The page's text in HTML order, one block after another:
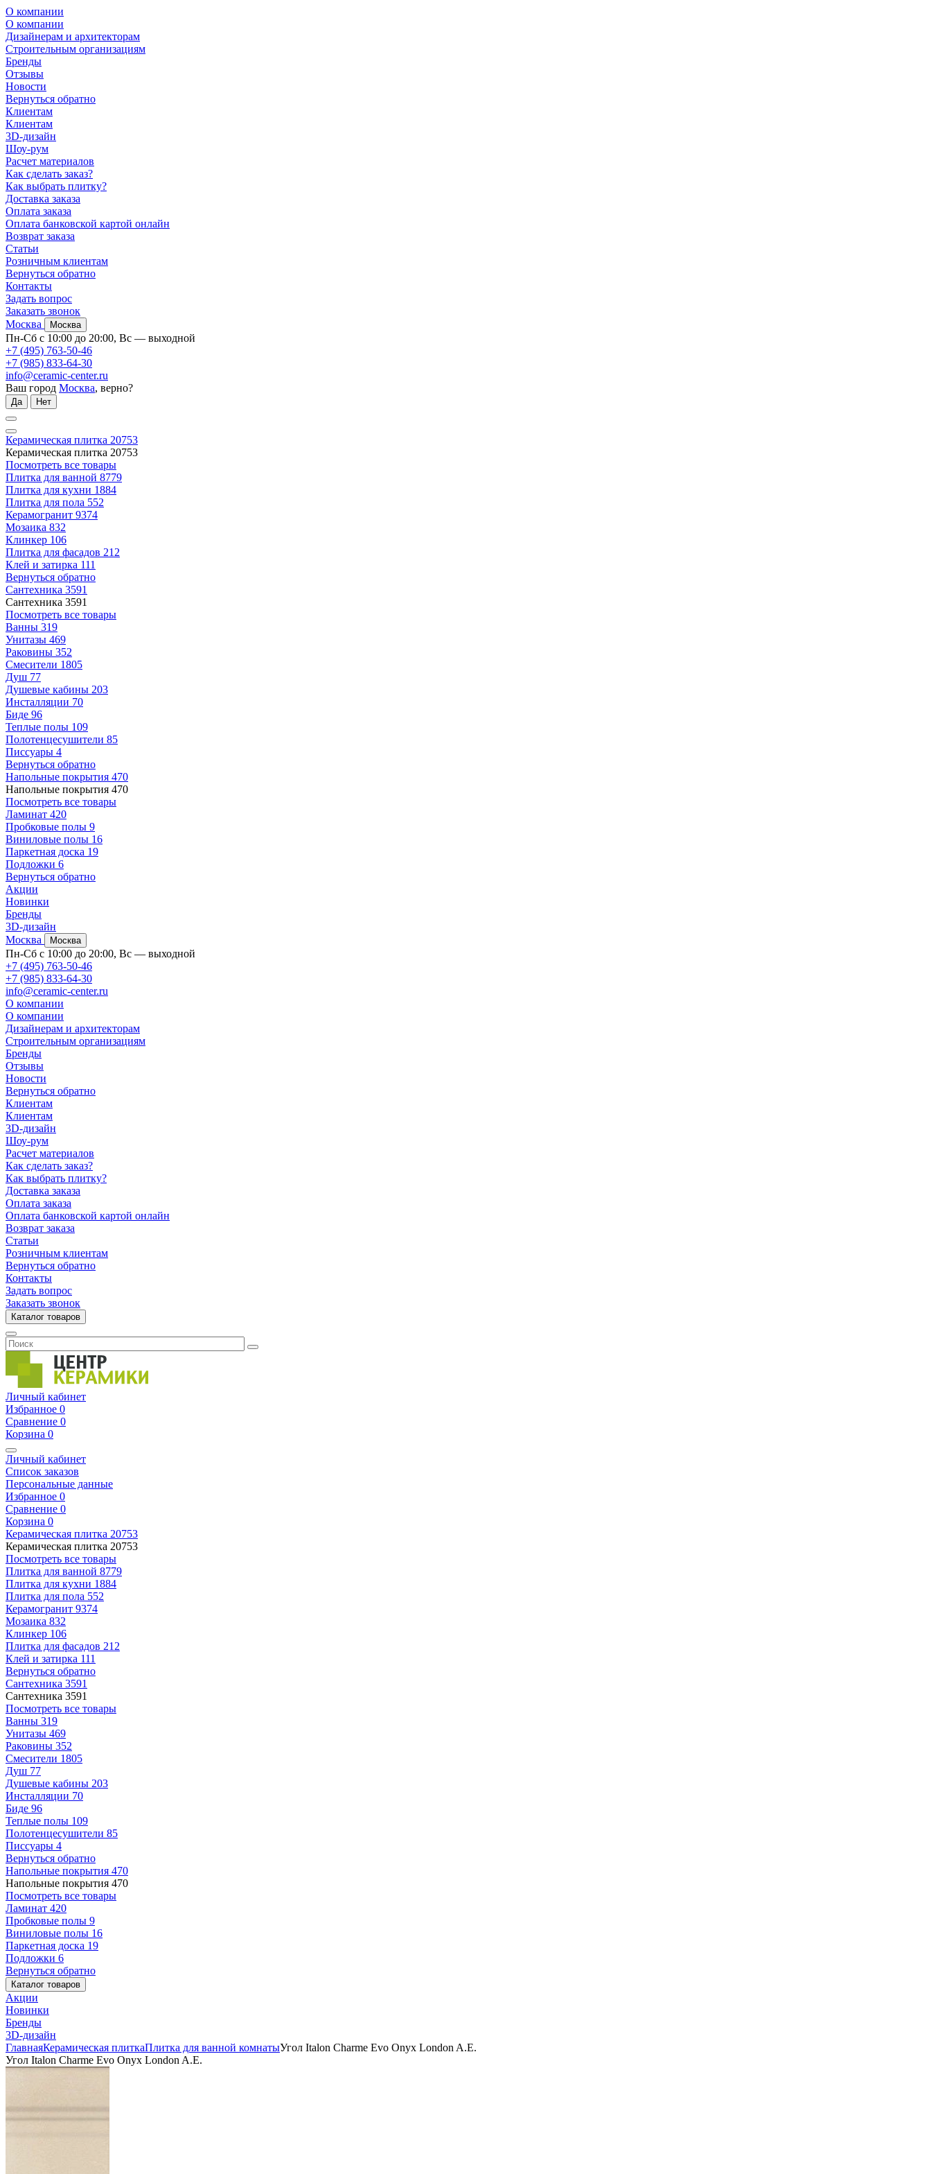
О компании
О компании
Дизайнерам и архитекторам
Строительным организациям
Бренды
Отзывы
Новости
Вернуться обратно
Клиентам
Клиентам
3D-дизайн
Шоу-рум
Расчет материалов
Как сделать заказ?
Как выбрать плитку?
Доставка заказа
Оплата заказа
Оплата банковской картой онлайн
Возврат заказа
Статьи
Розничным клиентам
Вернуться обратно
Контакты
Задать вопрос
Заказать звонок
Москва
Москва
Пн-Сб с 10:00 до 20:00, Вс — выходной
+7 (495) 763-50-46
+7 (985) 833-64-30
info@ceramic-center.ru
Ваш город Москва, верно?
Да Нет
Керамическая плитка 20753
Керамическая плитка 20753
Посмотреть все товары
Плитка для ванной 8779
Плитка для кухни 1884
Плитка для пола 552
Керамогранит 9374
Мозаика 832
Клинкер 106
Плитка для фасадов 212
Клей и затирка 111
Вернуться обратно
Сантехника 3591
Сантехника 3591
Посмотреть все товары
Ванны 319
Унитазы 469
Раковины 352
Смесители 1805
Душ 77
Душевые кабины 203
Инсталляции 70
Биде 96
Теплые полы 109
Полотенцесушители 85
Писсуары 4
Вернуться обратно
Напольные покрытия 470
Напольные покрытия 470
Посмотреть все товары
Ламинат 420
Пробковые полы 9
Виниловые полы 16
Паркетная доска 19
Подложки 6
Вернуться обратно
Акции
Новинки
Бренды
3D-дизайн
Москва
Москва
Пн-Сб с 10:00 до 20:00, Вс — выходной
+7 (495) 763-50-46
+7 (985) 833-64-30
info@ceramic-center.ru
О компании
О компании
Дизайнерам и архитекторам
Строительным организациям
Бренды
Отзывы
Новости
Вернуться обратно
Клиентам
Клиентам
3D-дизайн
Шоу-рум
Расчет материалов
Как сделать заказ?
Как выбрать плитку?
Доставка заказа
Оплата заказа
Оплата банковской картой онлайн
Возврат заказа
Статьи
Розничным клиентам
Вернуться обратно
Контакты
Задать вопрос
Заказать звонок
Каталог товаров
Личный кабинет
Избранное 0
Сравнение 0
Корзина 0
Личный кабинет
Список заказов
Персональные данные
Избранное 0
Сравнение 0
Корзина 0
Керамическая плитка 20753
Керамическая плитка 20753
Посмотреть все товары
Плитка для ванной 8779
Плитка для кухни 1884
Плитка для пола 552
Керамогранит 9374
Мозаика 832
Клинкер 106
Плитка для фасадов 212
Клей и затирка 111
Вернуться обратно
Сантехника 3591
Сантехника 3591
Посмотреть все товары
Ванны 319
Унитазы 469
Раковины 352
Смесители 1805
Душ 77
Душевые кабины 203
Инсталляции 70
Биде 96
Теплые полы 109
Полотенцесушители 85
Писсуары 4
Вернуться обратно
Напольные покрытия 470
Напольные покрытия 470
Посмотреть все товары
Ламинат 420
Пробковые полы 9
Виниловые полы 16
Паркетная доска 19
Подложки 6
Вернуться обратно
Каталог товаров
Акции
Новинки
Бренды
3D-дизайн
ГлавнаяКерамическая плиткаПлитка для ванной комнатыУгол Italon Charme Evo Onyx London A.E.
Угол Italon Charme Evo Onyx London A.E.